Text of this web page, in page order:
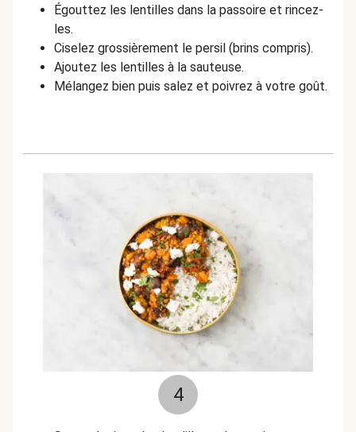
Égouttez les lentilles dans la passoire et rincez-
les.
Ciselez grossièrement le persil (brins compris).
Ajoutez les lentilles à la sauteuse.
Mélangez bien puis salez et poivrez à votre goût.
4